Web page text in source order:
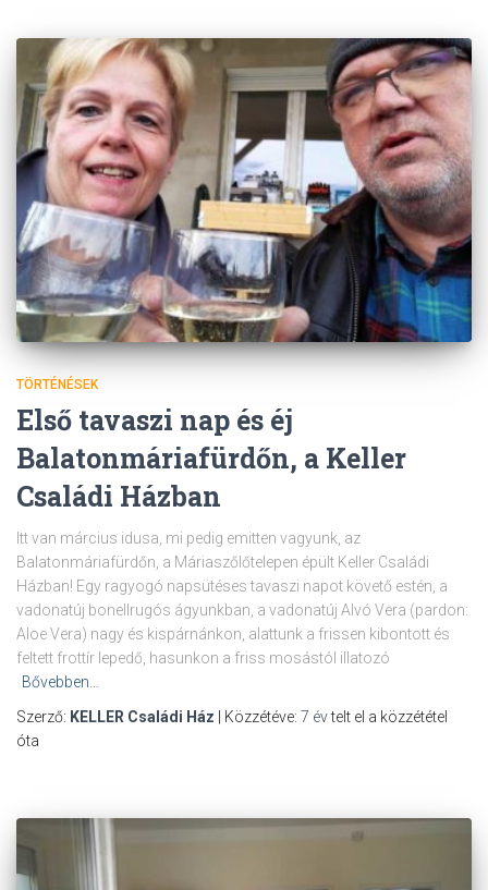
TÖRTÉNÉSEK
Első tavaszi nap és éj
Balatonmáriafürdőn, a Keller
Családi Házban
Itt van március idusa, mi pedig emitten vagyunk, az
Balatonmáriafürdőn, a Máriaszőlőtelepen épült Keller Családi
Házban! Egy ragyogó napsütéses tavaszi napot követő estén, a
vadonatúj bonellrugós ágyunkban, a vadonatúj Alvó Vera (pardon:
Aloe Vera) nagy és kispárnánkon, alattunk a frissen kibontott és
feltett frottír lepedő, hasunkon a friss mosástól illatozó
Bővebben…
Szerző: KELLER Családi Ház | Közzétéve: 7 évtelt el a közzététel
óta